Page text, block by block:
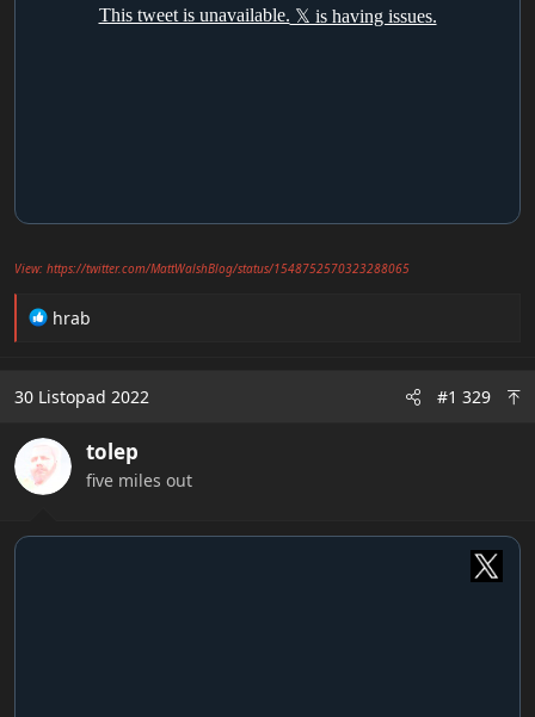
View: https://twitter.com/MattWalshBlog/status/1548752570323288065
R
t
o
n
s
hrab
30 Listopad 2022 #1 329
tolep
five miles out